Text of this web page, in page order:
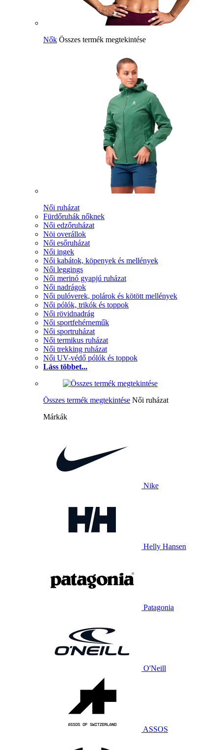
Nők Összes termék megtekintése
Női ruházat
Fürdőruhák nőknek
Női edzőruházat
Nöi overállok
Női esőruházat
Női ingek
Női kabátok, köpenyek és mellények
Női leggings
Női merinó gyapjú ruházat
Női nadrágok
Női pulóverek, polárok és kötött mellények
Női pólók, trikók és toppok
Női rövidnadrág
Női sportfehérneműk
Női sportruházat
Női termikus ruházat
Női trekking ruházat
Női UV-védő pólók és toppok
Láss többet...
Összes termék megtekintése Női ruházat
Márkák
Nike
Helly Hansen
Patagonia
O'Neill
ASSOS